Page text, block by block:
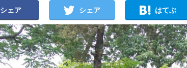
シェア シェア はてぶ